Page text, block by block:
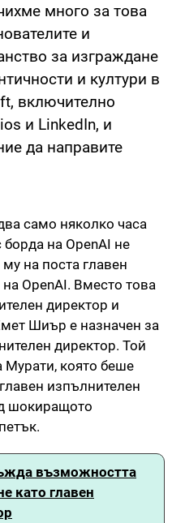
много за това
и
за изграждане
и култури в
включително
и LinkedIn, и
да направите
само няколко часа
борда на OpenAI не
на поста главен
OpenAI. Вместо това
директор и
Шиър е назначен за
директор. Той
която беше
изпълнителен
шокиращото
възможността
като главен